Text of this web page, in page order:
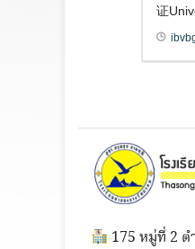
证
175 หมู่ที่ 2 ต